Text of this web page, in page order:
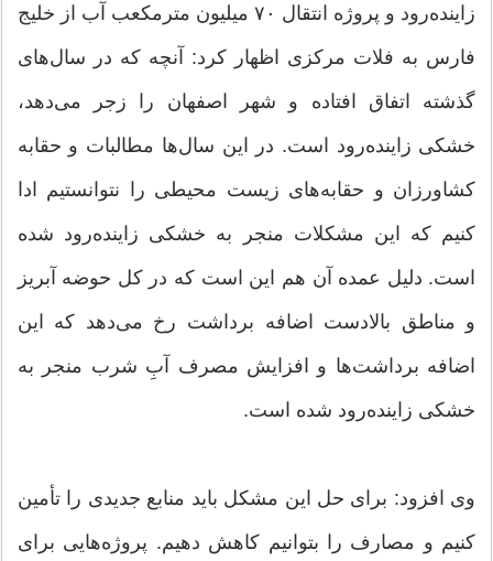
زاینده‌رود و پروژه انتقال ۷۰ میلیون مترمکعب آب از خلیج
فارس به فلات مرکزی اظهار کرد: آنچه که در سال‌های
گذشته اتفاق افتاده و شهر اصفهان را زجر می‌دهد،
خشکی زاینده‌رود است. در این سال‌ها مطالبات و حقابه
کشاورزان و حقابه‌های زیست محیطی را نتوانستیم ادا
کنیم که این مشکلات منجر به خشکی زاینده‌رود شده
است. دلیل عمده آن هم این است که در کل حوضه آبریز
و مناطق بالادست اضافه برداشت رخ می‌دهد که این
اضافه برداشت‌ها و افزایش مصرف آبِ شرب منجر به
خشکی زاینده‌رود شده است.
وی افزود: برای حل این مشکل باید منابع جدیدی را تأمین
کنیم و مصارف را بتوانیم کاهش دهیم. پروژه‌هایی برای